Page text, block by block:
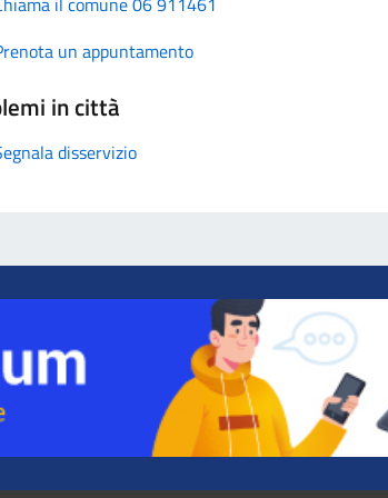
un appuntamento
in città
disservizio